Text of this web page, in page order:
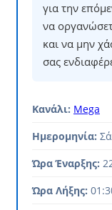
για την
να
και να μην
σας
Κανάλι: Mega
Ημερομηνία:
Ώρα Έναρξης:
Ώρα Λήξης: